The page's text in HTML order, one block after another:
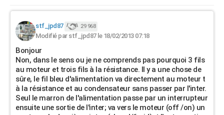
stf_jpd87 29 968
Modifié par stf_jpd87 le 18/02/2013 07:18
Bonjour
Non, dans le sens ou je ne comprends pas pourquoi 3 fils
au moteur et trois fils à la résistance. Il y a une chose de
sûre, le fil bleu d'alimentation va directement au moteur t
à la résistance et au condensateur sans passer par l'inter.
Seul le marron de l'alimentation passe par un interrupteur
ensuite une sortie de l'inter; va vers le moteur (off /on) un